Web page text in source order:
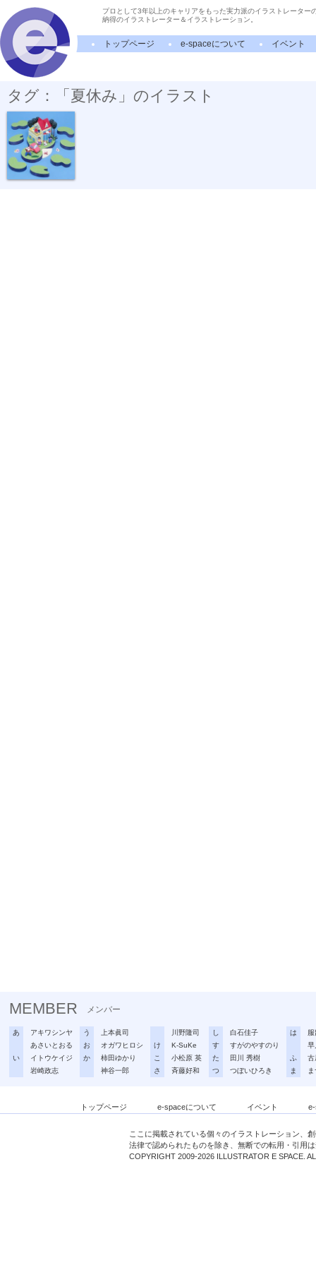
プロとして3年以上のキャリアをもった実力派のイラストレーター
納得のイラストレーター＆イラストレーション。
トップページ e-spaceについて イベント
タグ：「夏休み」のイラスト
湖水の別荘地
MEMBER メンバー
あ
アキワシンヤ
あさいとおる
い
イトウケイジ
岩崎政志
う
上本眞司
お
オガワヒロシ
か
柿田ゆかり
神谷一郎
川野隆司
け
K-SuKe
こ
小松原 英
さ
斉藤好和
し
白石佳子
す
すがのやすのり
た
田川 秀樹
つ
つぼいひろき
は
早
ふ
古
ま
トップページ e-spaceについて イベント
ここに掲載されている個々のイラストレーション、
法律で認められたものを除き、無断での転用・引用
COPYRIGHT 2009-2026 ILLUSTRATOR E SPACE.